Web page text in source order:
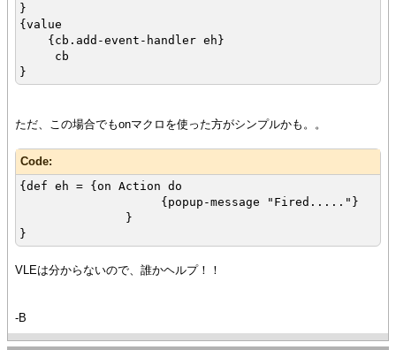
}
{value
{cb.add-event-handler eh}
cb
}
ただ、この場合でもonマクロを使った方がシンプルかも。。
Code:
{def eh = {on Action do
{popup-message "Fired....."}
}
}
VLEは分からないので、誰かヘルプ！！
-B